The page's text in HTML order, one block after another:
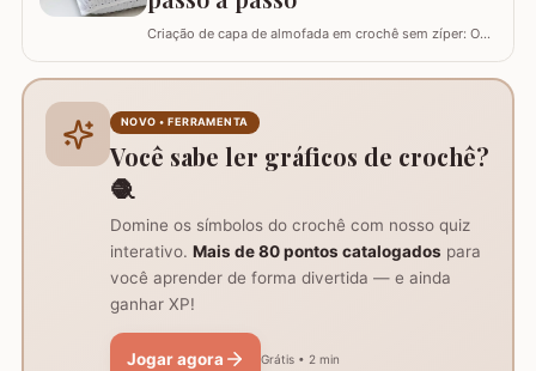
Criação de capa de almofada em crochê sem zíper: O
prática para lavar e versátil, usando crochê com fio de
Materiais necessários para o projeto: São
imprescindíveis fio de algodão nº6, agulha de…
NOVO • FERRAMENTA
Você sabe ler gráficos de crochê?
🧶
Domine os símbolos do crochê com nosso quiz
interativo. Mais de 80 pontos catalogados para
você aprender de forma divertida — e ainda
ganhar XP!
Jogar agora Grátis • 2 min